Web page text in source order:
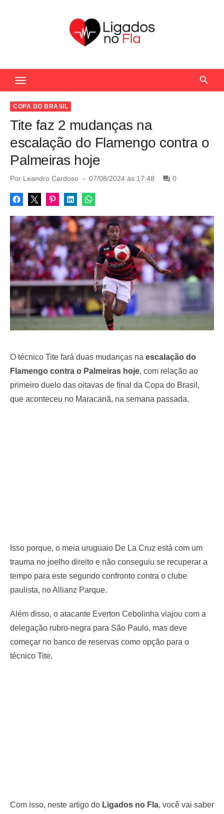
c
COPA DO BRASIL
Tite faz 2 mudanças na
escalação do Flamengo contra o
Palmeiras hoje
Por Leandro Cardoso
P
s
t
d
o
n
07/08/2024 às 17:48 0
O técnico Tite fará duas mudanças na escalação do
Flamengo contra o Palmeiras hoje, com relação ao
primeiro duelo das oitavas de final da Copa do Brasil,
que aconteceu no Maracanã, na semana passada.
Isso porque, o meia uruguaio De La Cruz está com um
trauma no joelho direito e não conseguiu se recuperar a
tempo para este segundo confronto contra o clube
paulista, no Allianz Parque.
Além disso, o atacante Everton Cebolinha viajou com a
delegação rubro-negra para São Paulo, mas deve
começar no banco de reservas como opção para o
técnico Tite.
Com isso, neste artigo do Ligados no Fla, você vai saber